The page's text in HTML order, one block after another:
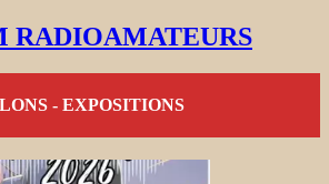
RADIOAMATEURS
- EXPOSITIONS